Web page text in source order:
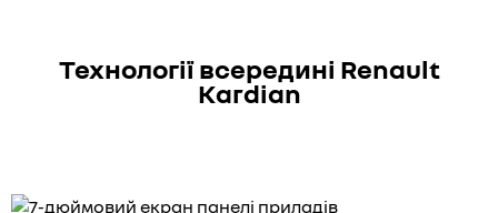
Технології всередині Renault
Kardian